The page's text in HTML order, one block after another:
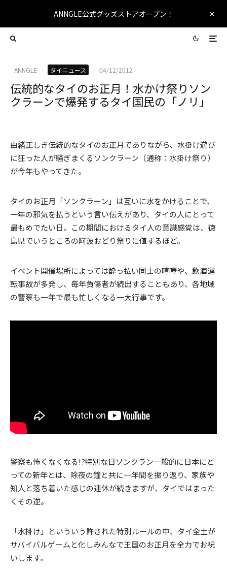
ANNGLE公式グッズストアオープン！
ANNGLE · タイニュース · 04/12/2012
伝統的なタイのお正月！水かけ祭りソン
クラーンで爆発するタイ国民の「ノリ」
由緒正しき伝統的なタイのお正月でありながら、水掛け遊び
に狂った人が騒ぎまくるソンクラーン（通称：水掛け祭り）
が今年もやってきた。
タイのお正月「ソンクラーン」は互いに水をかけることで、
一年の邪気を払うという言い伝えがあり、タイの人にとって
最もめでたい日。この期間におけるタイ人の意識感覚は、徳
島県でいうところの阿波おどり祭りに値するほど。
イベント開催場所によっては酔っ払い同士の喧嘩や、飲酒運
転事故が多発し、毎年負傷者が続出することもあり、各地域
の警察も一年で最も忙しくなる一大行事です。
警察も怖くなくなる!?特別な日ソンクラン一般的に日本にと
っての新年とは、除夜の鐘と共に一年間を振り返り、家族や
知人と落ち着いた感じの連休が続きますが、タイではまった
くその逆。
「水掛け」といういう許された特別ルールの中、タイ全土が
サバイバルゲームと化しみんなで王国のお正月を全力でお祝
いします。